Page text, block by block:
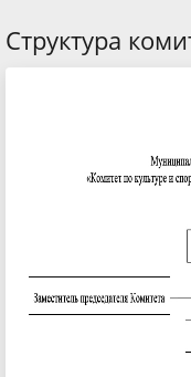
Структура